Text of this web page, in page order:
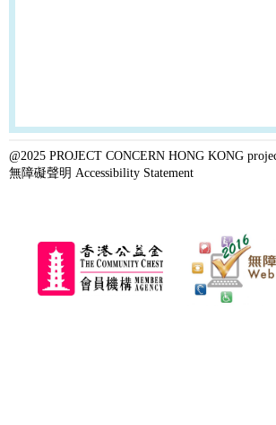
@2025 PROJECT CONCERN HONG KONG
無障礙聲明 Accessibility Statement